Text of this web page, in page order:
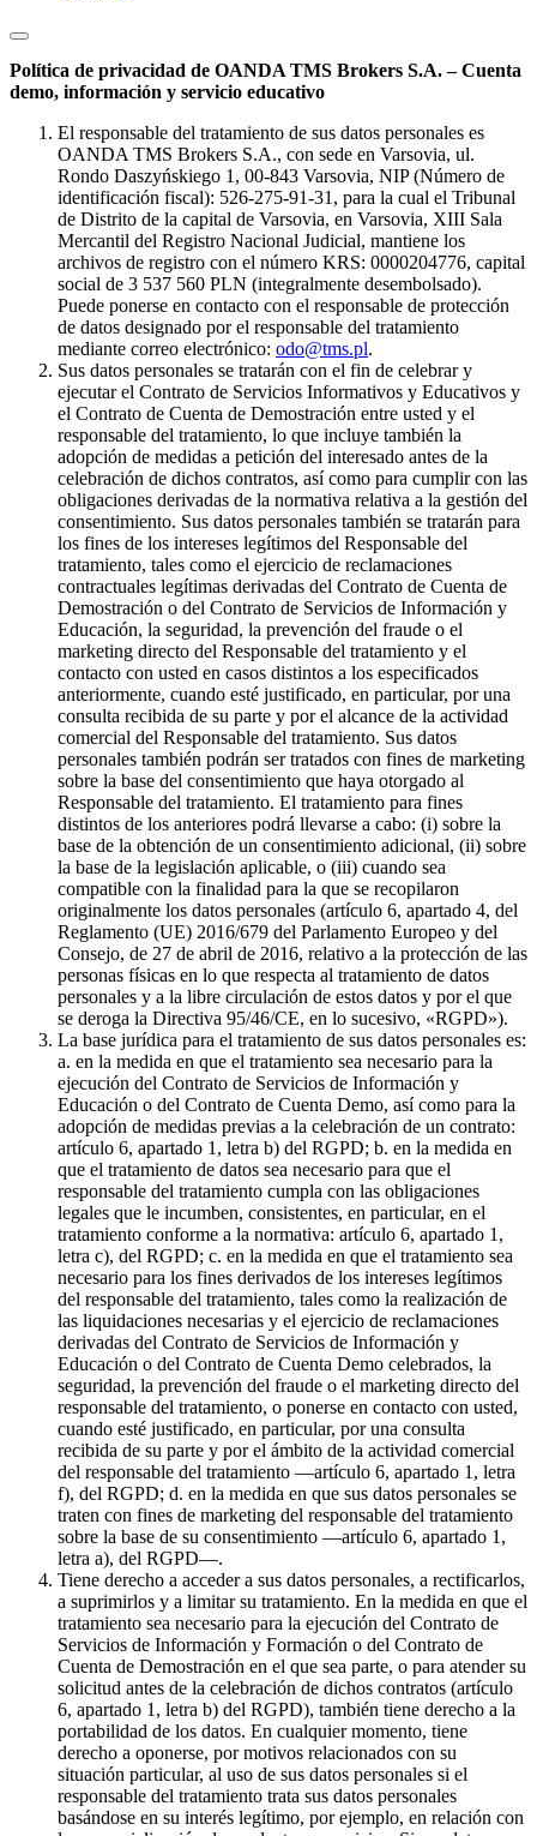
Política de privacidad de OANDA TMS Brokers S.A. – Cuenta
demo, información y servicio educativo
El responsable del tratamiento de sus datos personales es
OANDA TMS Brokers S.A., con sede en Varsovia, ul.
Rondo Daszyńskiego 1, 00-843 Varsovia, NIP (Número de
identificación fiscal): 526-275-91-31, para la cual el Tribunal
de Distrito de la capital de Varsovia, en Varsovia, XIII Sala
Mercantil del Registro Nacional Judicial, mantiene los
archivos de registro con el número KRS: 0000204776, capital
social de 3 537 560 PLN (integralmente desembolsado).
Puede ponerse en contacto con el responsable de protección
de datos designado por el responsable del tratamiento
mediante correo electrónico: odo@tms.pl.
Sus datos personales se tratarán con el fin de celebrar y
ejecutar el Contrato de Servicios Informativos y Educativos y
el Contrato de Cuenta de Demostración entre usted y el
responsable del tratamiento, lo que incluye también la
adopción de medidas a petición del interesado antes de la
celebración de dichos contratos, así como para cumplir con las
obligaciones derivadas de la normativa relativa a la gestión del
consentimiento. Sus datos personales también se tratarán para
los fines de los intereses legítimos del Responsable del
tratamiento, tales como el ejercicio de reclamaciones
contractuales legítimas derivadas del Contrato de Cuenta de
Demostración o del Contrato de Servicios de Información y
Educación, la seguridad, la prevención del fraude o el
marketing directo del Responsable del tratamiento y el
contacto con usted en casos distintos a los especificados
anteriormente, cuando esté justificado, en particular, por una
consulta recibida de su parte y por el alcance de la actividad
comercial del Responsable del tratamiento. Sus datos
personales también podrán ser tratados con fines de marketing
sobre la base del consentimiento que haya otorgado al
Responsable del tratamiento. El tratamiento para fines
distintos de los anteriores podrá llevarse a cabo: (i) sobre la
base de la obtención de un consentimiento adicional, (ii) sobre
la base de la legislación aplicable, o (iii) cuando sea
compatible con la finalidad para la que se recopilaron
originalmente los datos personales (artículo 6, apartado 4, del
Reglamento (UE) 2016/679 del Parlamento Europeo y del
Consejo, de 27 de abril de 2016, relativo a la protección de las
personas físicas en lo que respecta al tratamiento de datos
personales y a la libre circulación de estos datos y por el que
se deroga la Directiva 95/46/CE, en lo sucesivo, «RGPD»).
La base jurídica para el tratamiento de sus datos personales es:
a. en la medida en que el tratamiento sea necesario para la
ejecución del Contrato de Servicios de Información y
Educación o del Contrato de Cuenta Demo, así como para la
adopción de medidas previas a la celebración de un contrato:
artículo 6, apartado 1, letra b) del RGPD; b. en la medida en
que el tratamiento de datos sea necesario para que el
responsable del tratamiento cumpla con las obligaciones
legales que le incumben, consistentes, en particular, en el
tratamiento conforme a la normativa: artículo 6, apartado 1,
letra c), del RGPD; c. en la medida en que el tratamiento sea
necesario para los fines derivados de los intereses legítimos
del responsable del tratamiento, tales como la realización de
las liquidaciones necesarias y el ejercicio de reclamaciones
derivadas del Contrato de Servicios de Información y
Educación o del Contrato de Cuenta Demo celebrados, la
seguridad, la prevención del fraude o el marketing directo del
responsable del tratamiento, o ponerse en contacto con usted,
cuando esté justificado, en particular, por una consulta
recibida de su parte y por el ámbito de la actividad comercial
del responsable del tratamiento —artículo 6, apartado 1, letra
f), del RGPD; d. en la medida en que sus datos personales se
traten con fines de marketing del responsable del tratamiento
sobre la base de su consentimiento —artículo 6, apartado 1,
letra a), del RGPD—.
Tiene derecho a acceder a sus datos personales, a rectificarlos,
a suprimirlos y a limitar su tratamiento. En la medida en que el
tratamiento sea necesario para la ejecución del Contrato de
Servicios de Información y Formación o del Contrato de
Cuenta de Demostración en el que sea parte, o para atender su
solicitud antes de la celebración de dichos contratos (artículo
6, apartado 1, letra b) del RGPD), también tiene derecho a la
portabilidad de los datos. En cualquier momento, tiene
derecho a oponerse, por motivos relacionados con su
situación particular, al uso de sus datos personales si el
responsable del tratamiento trata sus datos personales
basándose en su interés legítimo, por ejemplo, en relación con